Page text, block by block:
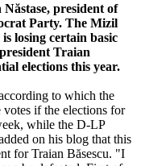
president of
Party. The Mizil
losing certain basic
Traian
elections this year.
to which the
if the elections for
while the D-LP
on his blog that this
for Traian Băsescu. "I